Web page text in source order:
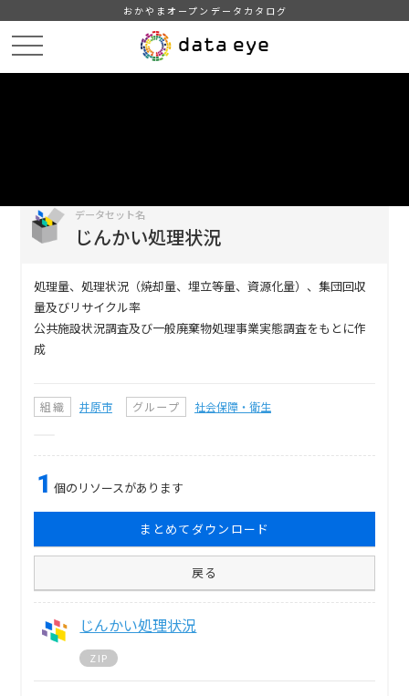
おかやまオープンデータカタログ
データセット名
じんかい処理状況
処理量、処理状況（焼却量、埋立等量、資源化量）、集団回収
量及びリサイクル率
公共施設状況調査及び一般廃棄物処理事業実態調査をもとに作
成
組織 井原市 グループ 社会保障・衛生
1 個のリソースがあります
まとめてダウンロード
戻る
じんかい処理状況
ZIP